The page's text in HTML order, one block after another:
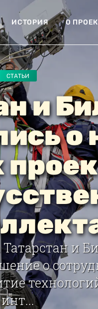
ИСТОРИЯ О
СТАТЬИ
и
о
и
о
инт...